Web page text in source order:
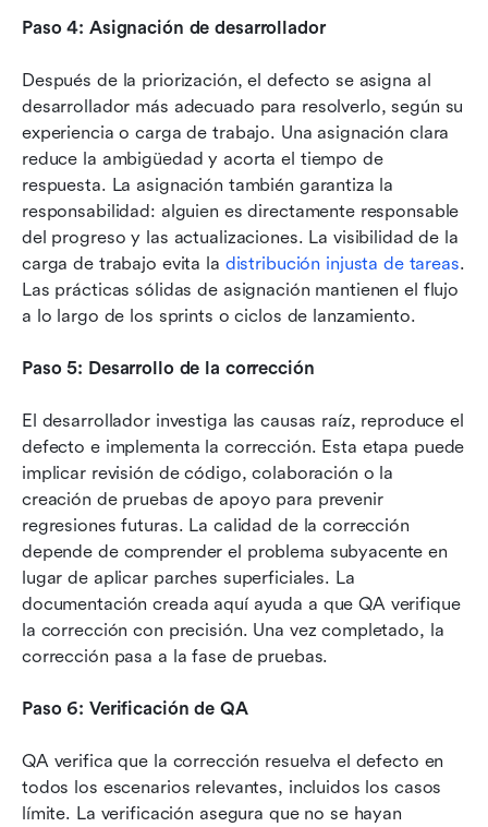
Paso 4: Asignación de desarrollador
Después de la priorización, el defecto se asigna al
desarrollador más adecuado para resolverlo, según su
experiencia o carga de trabajo. Una asignación clara
reduce la ambigüedad y acorta el tiempo de
respuesta. La asignación también garantiza la
responsabilidad: alguien es directamente responsable
del progreso y las actualizaciones. La visibilidad de la
carga de trabajo evita la distribución injusta de tareas.
Las prácticas sólidas de asignación mantienen el flujo
a lo largo de los sprints o ciclos de lanzamiento.
Paso 5: Desarrollo de la corrección
El desarrollador investiga las causas raíz, reproduce el
defecto e implementa la corrección. Esta etapa puede
implicar revisión de código, colaboración o la
creación de pruebas de apoyo para prevenir
regresiones futuras. La calidad de la corrección
depende de comprender el problema subyacente en
lugar de aplicar parches superficiales. La
documentación creada aquí ayuda a que QA verifique
la corrección con precisión. Una vez completado, la
corrección pasa a la fase de pruebas.
Paso 6: Verificación de QA
QA verifica que la corrección resuelva el defecto en
todos los escenarios relevantes, incluidos los casos
límite. La verificación asegura que no se hayan